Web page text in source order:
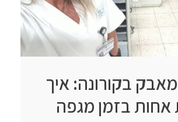
בקורונה: איך
אחות בזמן מגפה